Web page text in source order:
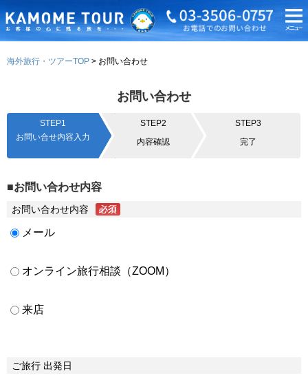
海外旅行・ツアーTOP お問い合わせ
お問い合わせ
STEP1
お問い合せ内容入力
STEP2
内容確認
STEP3
完了
■お問い合わせ内容
お問い合わせ内容
メール
オンライン旅行相談（ZOOM）
来店
ご旅行 出発日